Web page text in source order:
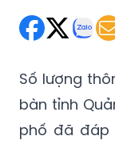
Số lượng
bàn tỉnh
phố đã đáp